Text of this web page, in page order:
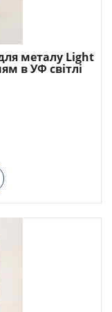
металу Light
в УФ світлі